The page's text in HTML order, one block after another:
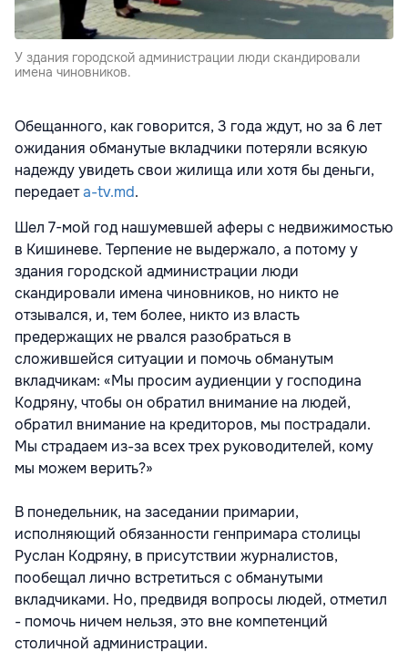
У здания городской администрации люди скандировали
имена чиновников.
Обещанного, как говорится, 3 года ждут, но за 6 лет
ожидания обманутые вкладчики потеряли всякую
надежду увидеть свои жилища или хотя бы деньги,
передаетa-tv.md.
Шел 7-мой год нашумевшей аферы с недвижимостью
в Кишиневе. Терпение не выдержало, а потому у
здания городской администрации люди
скандировали имена чиновников, но никто не
отзывался, и, тем более, никто из власть
предержащих не рвался разобраться в
сложившейся ситуации и помочь обманутым
вкладчикам: «Мы просим аудиенции у господина
Кодряну, чтобы он обратил внимание на людей,
обратил внимание на кредиторов, мы пострадали.
Мы страдаем из-за всех трех руководителей, кому
мы можем верить?»
В понедельник, на заседании примарии,
исполняющий обязанности генпримара столицы
Руслан Кодряну, в присутствии журналистов,
пообещал лично встретиться с обманутыми
вкладчиками. Но, предвидя вопросы людей, отметил
- помочь ничем нельзя, это вне компетенций
столичной администрации.